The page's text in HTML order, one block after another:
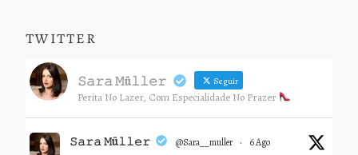
TWITTER
𝚂𝚊𝚛𝚊 𝙼ü𝚕𝚕𝚎𝚛 Seguir
Perita No Lazer, Com Especialidade No Prazer
𝚂𝚊𝚛𝚊 𝙼ü𝚕𝚕𝚎𝚛 @sara__muller · 6 Ago